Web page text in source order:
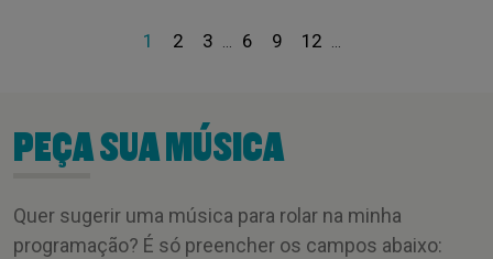
1 2 3 6 9 12
PEÇA SUA MÚSICA
Quer sugerir uma música para rolar na minha
programação? É só preencher os campos abaixo: